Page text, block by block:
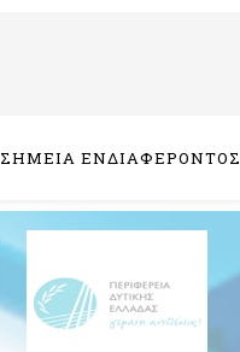
ΣΗΜΕΙΑ ΕΝΔΙΑΦΕΡΟΝΤΟΣ